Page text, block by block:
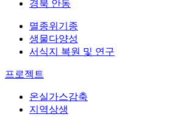
경북 안동
멸종위기종
생물다양성
서식지 복원 및 연구
프로젝트
온실가스감축
지역상생